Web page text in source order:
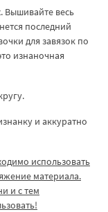
Вышивайте весь
последний
для завязок по
изнаночная
и аккуратно
использовать
материала.
и с тем